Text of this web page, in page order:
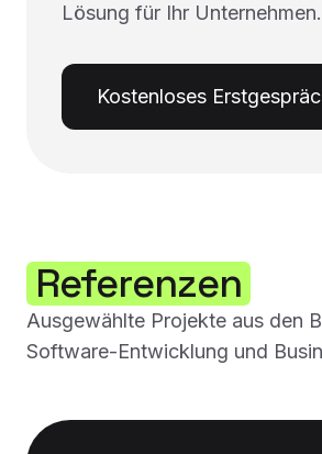
Lösung für Ihr Unternehmen.
Kostenloses
Referenzen
Ausgewählte Projekte aus den
Software-Entwicklung und